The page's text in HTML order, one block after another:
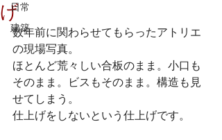
日常
建築
げ
数年前に関わらせてもらったアトリエ
の現場写真。
ほとんど荒々しい合板のまま。小口も
そのまま。ビスもそのまま。構造も見
せてしまう。
仕上げをしないという仕上げです。